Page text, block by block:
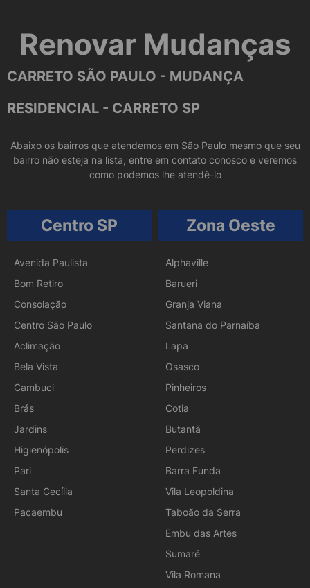
Renovar Mudanças
CARRETO SÃO PAULO - MUDANÇA
RESIDENCIAL - CARRETO SP
Abaixo os bairros que atendemos em São Paulo mesmo que seu
bairro não esteja na lista, entre em contato conosco e veremos
como podemos lhe atendê-lo
Centro SP
Avenida Paulista
Bom Retiro
Consolação
Centro São Paulo
Aclimação
Bela Vista
Cambuci
Brás
Jardins
Higienópolis
Pari
Santa Cecília
Pacaembu
Zona Oeste
Alphaville
Barueri
Granja Viana
Santana do Parnaíba
Lapa
Osasco
Pinheiros
Cotia
Butantã
Perdizes
Barra Funda
Vila Leopoldina
Taboão da Serra
Embu das Artes
Sumaré
Vila Romana